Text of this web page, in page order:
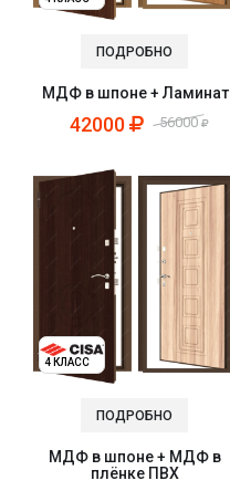
ПОДРОБНО
МДФ в шпоне + Ламинат
42000 56000
4 КЛАСС
ПОДРОБНО
МДФ в шпоне + МДФ в
плёнке ПВХ